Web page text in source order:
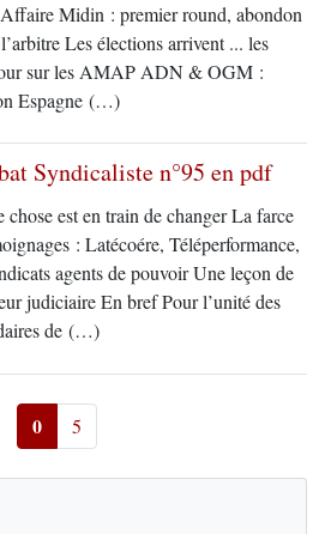
Midin : premier round, abondon
Les élections arrivent ... les
sur les AMAP ADN & OGM :
Espagne (…)
Syndicaliste n°95 en pdf
est en train de changer La farce
: Latécoére, Téléperformance,
agents de pouvoir Une leçon de
judiciaire En bref Pour l’unité des
de (…)
0 5